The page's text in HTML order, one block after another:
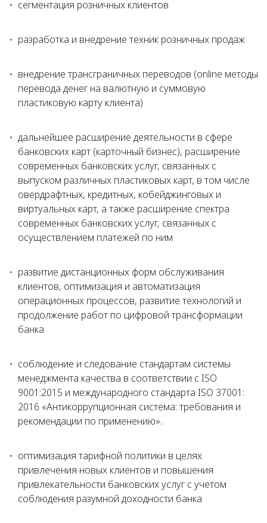
сегментация розничных клиентов
разработка и внедрение техник розничных продаж
внедрение трансграничных переводов (online методы
перевода денег на валютную и суммовую
пластиковую карту клиента)
дальнейшее расширение деятельности в сфере
банковских карт (карточный бизнес), расширение
современных банковских услуг, связанных с
выпуском различных пластиковых карт, в том числе
овердрафтных, кредитных, кобейджинговых и
виртуальных карт, а также расширение спектра
современных банковских услуг, связанных с
осуществлением платежей по ним
развитие дистанционных форм обслуживания
клиентов, оптимизация и автоматизация
операционных процессов, развитие технологий и
продолжение работ по цифровой трансформации
банка
соблюдение и следование стандартам системы
менеджмента качества в соответствии с ISO
9001:2015 и международного стандарта ISO 37001:
2016 «Антикоррупционная система: требования и
рекомендации по применению».
оптимизация тарифной политики в целях
привлечения новых клиентов и повышения
привлекательности банковских услуг с учетом
соблюдения разумной доходности банка